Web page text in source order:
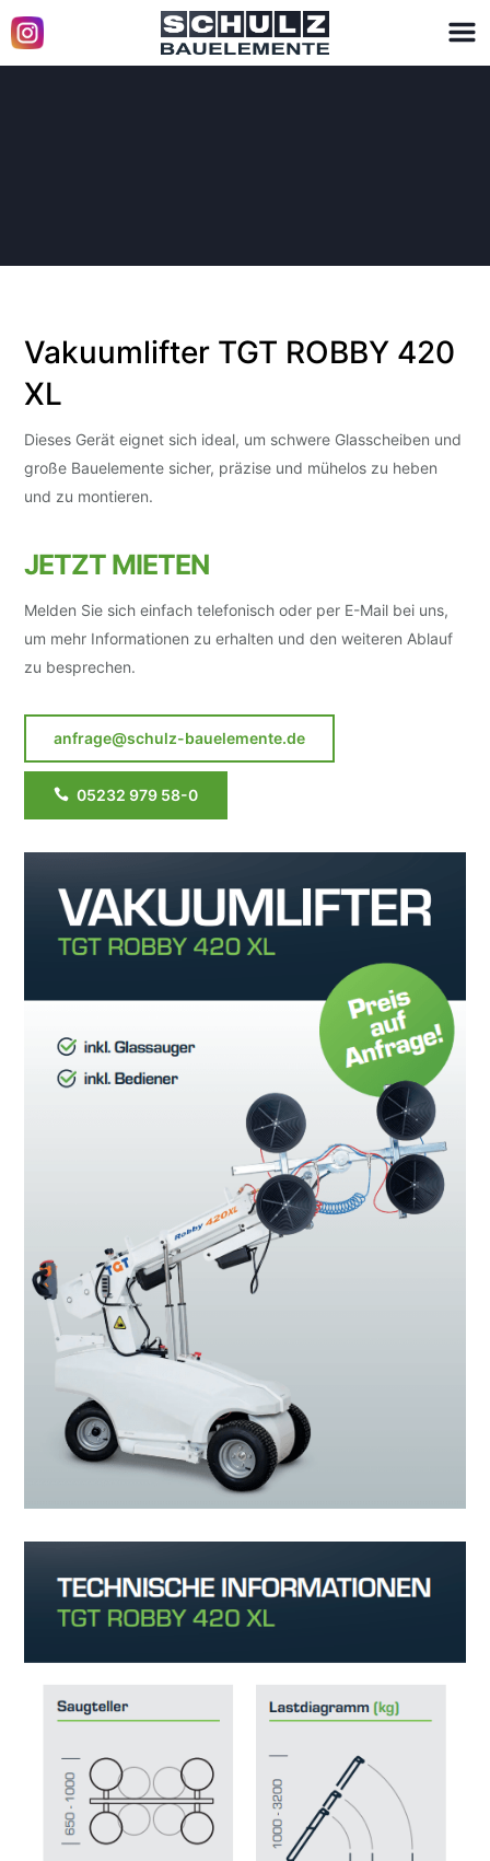
Vakuumlifter TGT ROBBY 420
XL
Dieses Gerät eignet sich ideal, um schwere Glasscheiben und
große Bauelemente sicher, präzise und mühelos zu heben
und zu montieren.
JETZT MIETEN
Melden Sie sich einfach telefonisch oder per E-Mail bei uns,
um mehr Informationen zu erhalten und den weiteren Ablauf
zu besprechen.
anfrage@schulz-bauelemente.de
 05232 979 58-0